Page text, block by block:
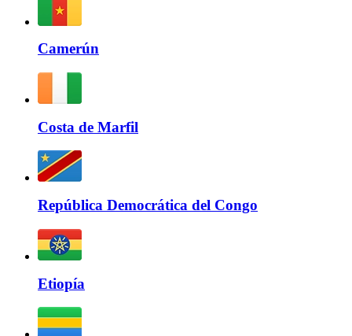
Camerún
Costa de Marfil
República Democrática del Congo
Etiopía